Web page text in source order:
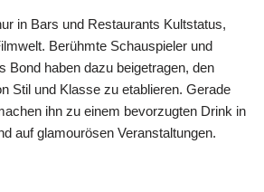
in Bars und Restaurants Kultstatus,
Berühmte Schauspieler und
Bond haben dazu beigetragen, den
Stil und Klasse zu etablieren. Gerade
ihn zu einem bevorzugten Drink in
auf glamourösen Veranstaltungen.